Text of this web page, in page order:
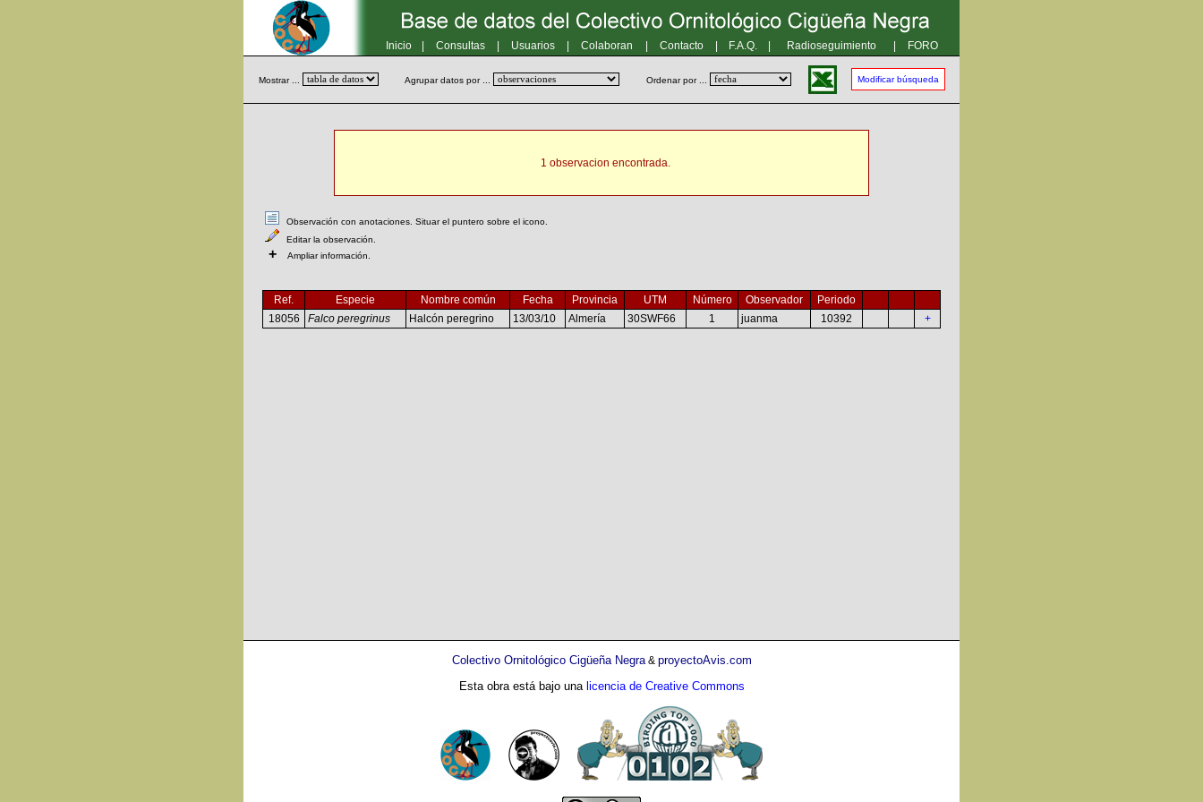
Inicio Consultas Usuarios Colaboran Contacto F.A.Q. Radioseguimiento FORO
Mostrar ... Agrupar datos por ... Ordenar por ... Modificar búsqueda
1 observacion encontrada.
Observación con anotaciones. Situar el puntero sobre el icono.
Editar la observación.
+ Ampliar información.
Ref. Especie Nombre común Fecha Provincia UTM Número Observador
Periodo
18056
Falco peregrinus Halcón peregrino 13/03/10 Almería 30SWF66 1 juanma 10392 +
Colectivo Ornitológico Cigüeña Negra& proyectoAvis.com
Esta obra está bajo una licencia de Creative Commons